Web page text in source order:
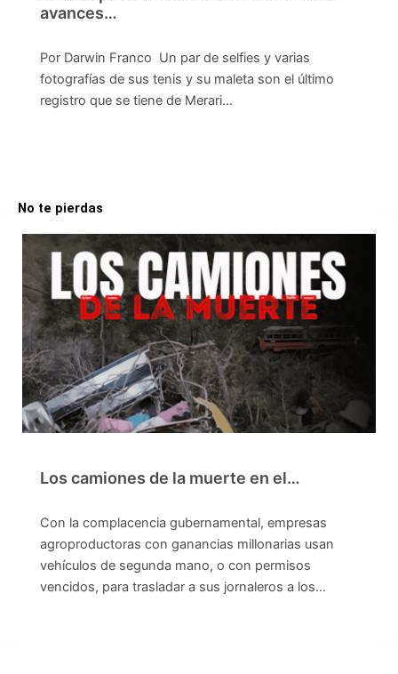
avances…
Por Darwin Franco Un par de selfies y varias
fotografías de sus tenis y su maleta son el último
registro que se tiene de Merari…
No te pierdas
Los camiones de la muerte en el…
Con la complacencia gubernamental, empresas
agroproductoras con ganancias millonarias usan
vehículos de segunda mano, o con permisos
vencidos, para trasladar a sus jornaleros a los…